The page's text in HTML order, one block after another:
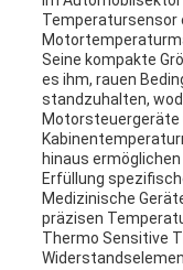
Temperatursensor
Seine kompakte
es ihm, rauen
standzuhalten,
Motorsteuergeräte
hinaus
Erfüllung
Medizinische
präzisen
Thermo Sensitive